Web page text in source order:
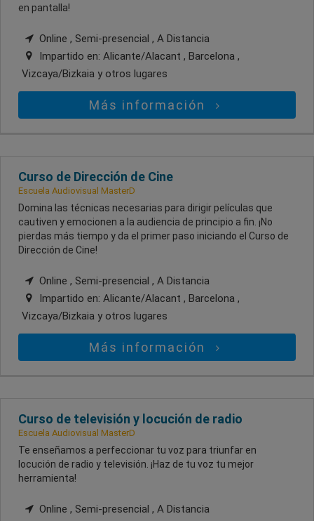
en pantalla!
Online , Semi-presencial , A Distancia
Impartido en: Alicante/Alacant , Barcelona ,
Vizcaya/Bizkaia y otros lugares
Más información
Curso de Dirección de Cine
Escuela Audiovisual MasterD
Domina las técnicas necesarias para dirigir películas que
cautiven y emocionen a la audiencia de principio a fin. ¡No
pierdas más tiempo y da el primer paso iniciando el Curso de
Dirección de Cine!
Online , Semi-presencial , A Distancia
Impartido en: Alicante/Alacant , Barcelona ,
Vizcaya/Bizkaia y otros lugares
Más información
Curso de televisión y locución de radio
Escuela Audiovisual MasterD
Te enseñamos a perfeccionar tu voz para triunfar en
locución de radio y televisión. ¡Haz de tu voz tu mejor
herramienta!
Online , Semi-presencial , A Distancia